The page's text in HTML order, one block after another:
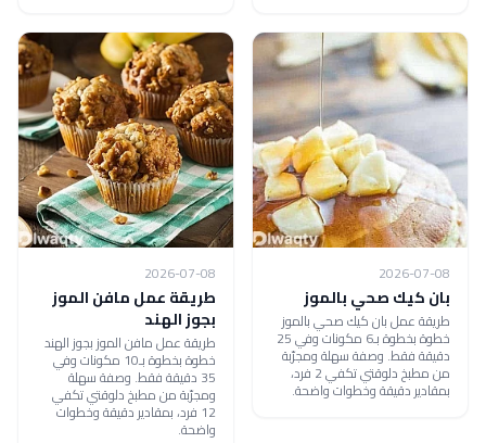
2026-07-08
بان كيك صحي بالموز
طريقة عمل بان كيك صحي بالموز
خطوة بخطوة بـ6 مكونات وفي 25
دقيقة فقط. وصفة سهلة ومجرّبة
من مطبخ دلوقتي تكفي 2 فرد،
بمقادير دقيقة وخطوات واضحة.
2026-07-08
طريقة عمل مافن الموز
بجوز الهند
طريقة عمل مافن الموز بجوز الهند
خطوة بخطوة بـ10 مكونات وفي
35 دقيقة فقط. وصفة سهلة
ومجرّبة من مطبخ دلوقتي تكفي
12 فرد، بمقادير دقيقة وخطوات
واضحة.